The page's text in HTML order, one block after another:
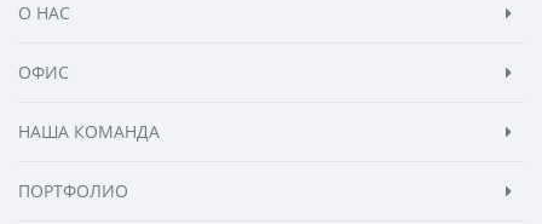
О НАС
ОФИС
НАША КОМАНДА
ПОРТФОЛИО